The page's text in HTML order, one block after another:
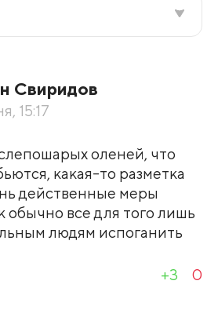
Свиридов
15:17
оленей, что
какая-то разметка
действенные меры
обычно все для того лишь
людям испоганить
+3 0